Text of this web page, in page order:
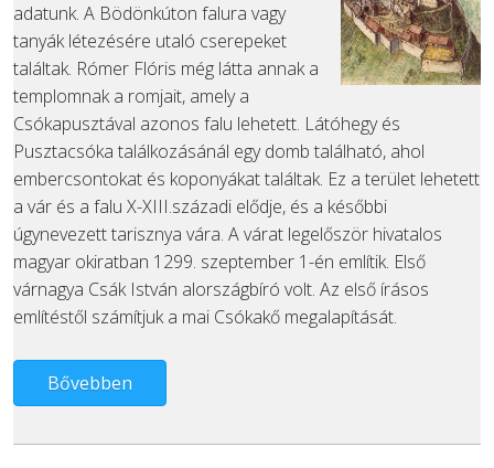
adatunk. A Bödönkúton falura vagy
tanyák létezésére utaló cserepeket
találtak. Rómer Flóris még látta annak a
templomnak a romjait, amely a
Csókapusztával azonos falu lehetett. Látóhegy és
Pusztacsóka találkozásánál egy domb található, ahol
embercsontokat és koponyákat találtak. Ez a terület lehetett
a vár és a falu X-XIII.századi elődje, és a későbbi
úgynevezett tarisznya vára. A várat legelőször hivatalos
magyar okiratban 1299. szeptember 1-én említik. Első
várnagya Csák István alországbíró volt. Az első írásos
említéstől számítjuk a mai Csókakő megalapítását.
Bővebben